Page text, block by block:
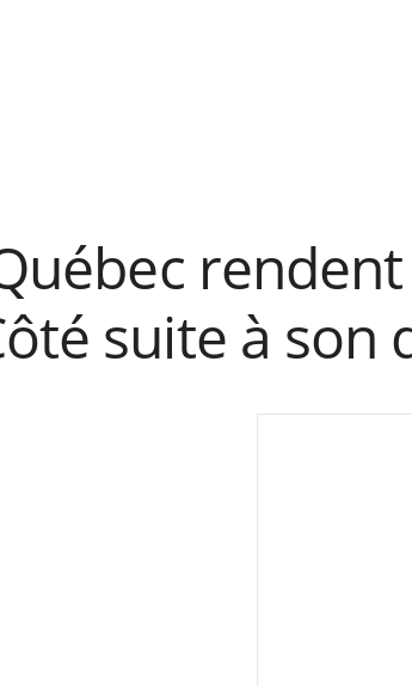
rendent
suite à son